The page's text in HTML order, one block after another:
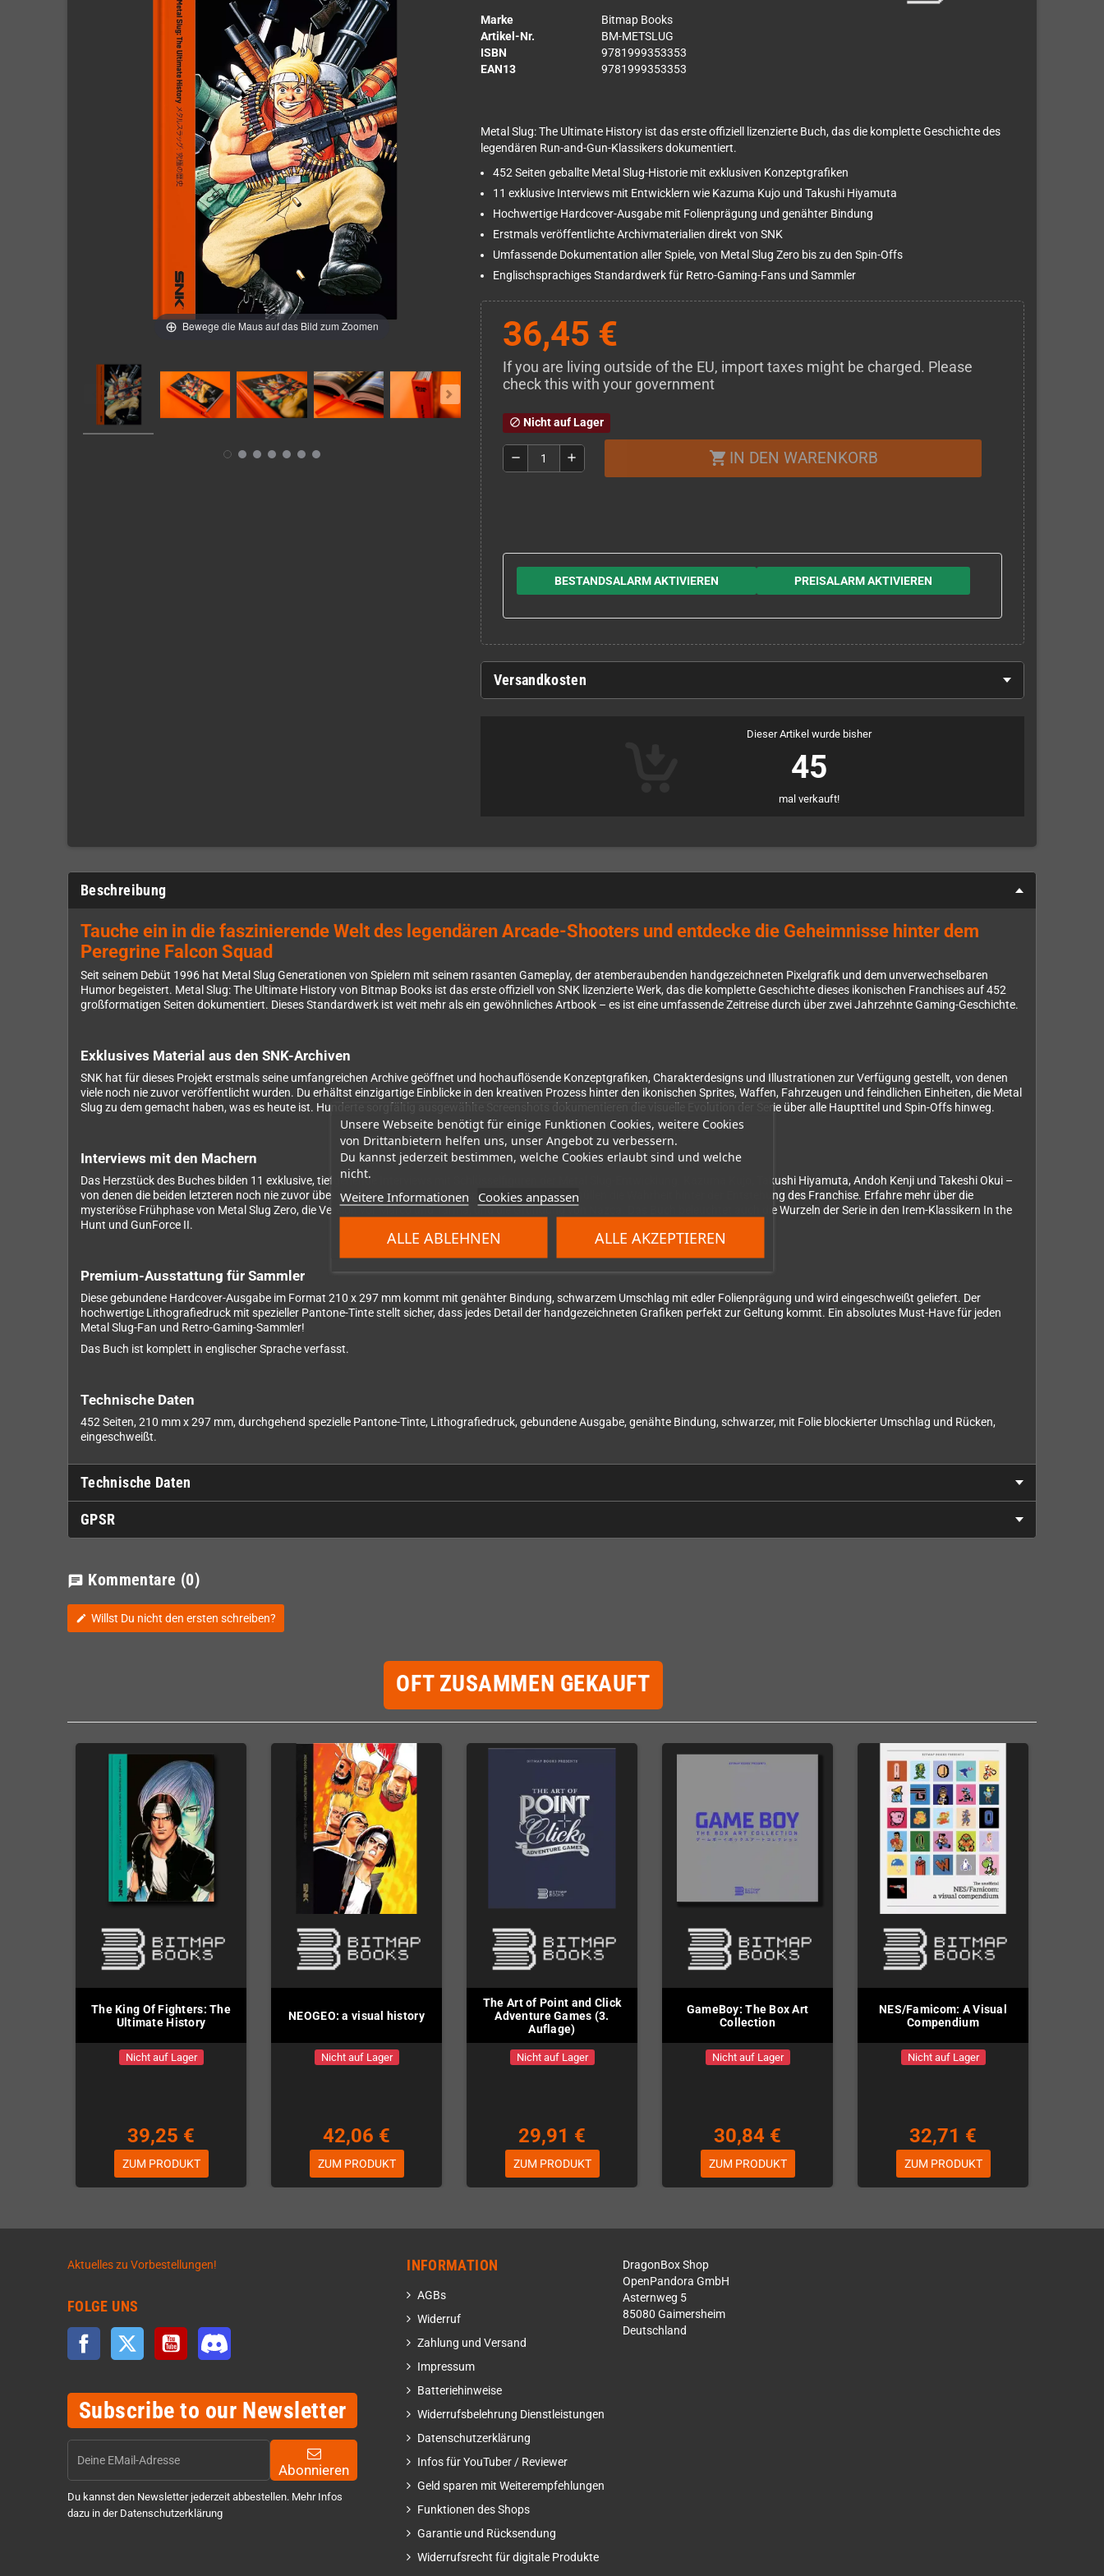
Unsere Webseite benötigt für einige Funktionen Cookies, weitere Cookies
von Drittanbietern helfen uns, unser Angebot zu verbessern.
Du kannst jederzeit bestimmen, welche Cookies erlaubt sind und welche
nicht.
Weitere Informationen Cookies anpassen
ALLE ABLEHNEN ALLE AKZEPTIEREN
Bewege die Maus auf das Bild zum Zoomen
Marke
Bitmap Books
Artikel-Nr.
BM-METSLUG
ISBN
9781999353353
EAN13
9781999353353
Metal Slug: The Ultimate History ist das erste offiziell lizenzierte Buch, das die komplette Geschichte des
legendären Run-and-Gun-Klassikers dokumentiert.
452 Seiten geballte Metal Slug-Historie mit exklusiven Konzeptgrafiken
11 exklusive Interviews mit Entwicklern wie Kazuma Kujo und Takushi Hiyamuta
Hochwertige Hardcover-Ausgabe mit Folienprägung und genähter Bindung
Erstmals veröffentlichte Archivmaterialien direkt von SNK
Umfassende Dokumentation aller Spiele, von Metal Slug Zero bis zu den Spin-Offs
Englischsprachiges Standardwerk für Retro-Gaming-Fans und Sammler
36,45 €
If you are living outside of the EU, import taxes might be charged. Please
check this with your government
block Nicht auf Lager
remove add shopping_cart IN DEN WARENKORB
BESTANDSALARM AKTIVIEREN PREISALARM AKTIVIEREN
Versandkosten
Dieser Artikel wurde bisher
45
mal verkauft!
Beschreibung
Tauche ein in die faszinierende Welt des legendären Arcade-Shooters und entdecke die Geheimnisse hinter dem
Peregrine Falcon Squad
Seit seinem Debüt 1996 hat Metal Slug Generationen von Spielern mit seinem rasanten Gameplay, der atemberaubenden handgezeichneten Pixelgrafik und dem unverwechselbaren
Humor begeistert. Metal Slug: The Ultimate History von Bitmap Books ist das erste offiziell von SNK lizenzierte Werk, das die komplette Geschichte dieses ikonischen Franchises auf 452
großformatigen Seiten dokumentiert. Dieses Standardwerk ist weit mehr als ein gewöhnliches Artbook – es ist eine umfassende Zeitreise durch über zwei Jahrzehnte Gaming-Geschichte.
Exklusives Material aus den SNK-Archiven
SNK hat für dieses Projekt erstmals seine umfangreichen Archive geöffnet und hochauflösende Konzeptgrafiken, Charakterdesigns und Illustrationen zur Verfügung gestellt, von denen
viele noch nie zuvor veröffentlicht wurden. Du erhältst einzigartige Einblicke in den kreativen Prozess hinter den ikonischen Sprites, Waffen, Fahrzeugen und feindlichen Einheiten, die Metal
Slug zu dem gemacht haben, was es heute ist. Hunderte sorgfältig ausgewählte Screenshots dokumentieren die visuelle Evolution der Serie über alle Haupttitel und Spin-Offs hinweg.
Interviews mit den Machern
Das Herzstück des Buches bilden 11 exklusive, tiefgehende Interviews mit Schlüsselfiguren der Metal Slug-Entwicklung. Kazuma Kujo, Takushi Hiyamuta, Andoh Kenji und Takeshi Okui –
von denen die beiden letzteren noch nie zuvor über ihre Arbeit an der Serie gesprochen haben – enthüllen die Wahrheit hinter der Entstehung des Franchise. Erfahre mehr über die
mysteriöse Frühphase von Metal Slug Zero, die Version vor Marco und Tarma, und die Gründung von Nazca. Das Buch beleuchtet auch die Wurzeln der Serie in den Irem-Klassikern In the
Hunt und GunForce II.
Premium-Ausstattung für Sammler
Diese gebundene Hardcover-Ausgabe im Format 210 x 297 mm kommt mit genähter Bindung, schwarzem Umschlag mit edler Folienprägung und wird eingeschweißt geliefert. Der
hochwertige Lithografiedruck mit spezieller Pantone-Tinte stellt sicher, dass jedes Detail der handgezeichneten Grafiken perfekt zur Geltung kommt. Ein absolutes Must-Have für jeden
Metal Slug-Fan und Retro-Gaming-Sammler!
Das Buch ist komplett in englischer Sprache verfasst.
Technische Daten
452 Seiten, 210 mm x 297 mm, durchgehend spezielle Pantone-Tinte, Lithografiedruck, gebundene Ausgabe, genähte Bindung, schwarzer, mit Folie blockierter Umschlag und Rücken,
eingeschweißt.
Technische Daten
GPSR
chat Kommentare (0)
edit Willst Du nicht den ersten schreiben?
OFT ZUSAMMEN GEKAUFT
The King Of Fighters: The
Ultimate History
Nicht auf Lager
39,25 €
ZUM PRODUKT
NEOGEO: a visual history
Nicht auf Lager
42,06 €
ZUM PRODUKT
The Art of Point and Click
Adventure Games (3.
Auflage)
Nicht auf Lager
29,91 €
ZUM PRODUKT
GameBoy: The Box Art
Collection
Nicht auf Lager
30,84 €
ZUM PRODUKT
NES/Famicom: A Visual
Compendium
Nicht auf Lager
32,71 €
ZUM PRODUKT
Aktuelles zu Vorbestellungen!
FOLGE UNS
Facebook Twitter YouTube
Subscribe to our Newsletter
Abonnieren
Du kannst den Newsletter jederzeit abbestellen. Mehr Infos
dazu in der Datenschutzerklärung
INFORMATION
AGBs
Widerruf
Zahlung und Versand
Impressum
Batteriehinweise
Widerrufsbelehrung Dienstleistungen
Datenschutzerklärung
Infos für YouTuber / Reviewer
Geld sparen mit Weiterempfehlungen
Funktionen des Shops
Garantie und Rücksendung
Widerrufsrecht für digitale Produkte
DragonBox Shop
OpenPandora GmbH
Asternweg 5
85080 Gaimersheim
Deutschland